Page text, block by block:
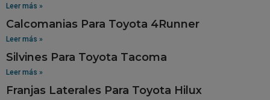
Leer más »
Calcomanias Para Toyota 4Runner
Leer más »
Silvines Para Toyota Tacoma
Leer más »
Franjas Laterales Para Toyota Hilux